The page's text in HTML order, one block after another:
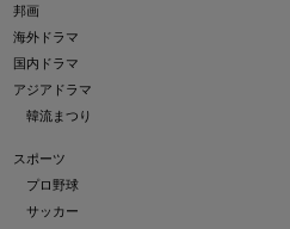
邦画
海外ドラマ
国内ドラマ
アジアドラマ
韓流まつり
スポーツ
プロ野球
サッカー